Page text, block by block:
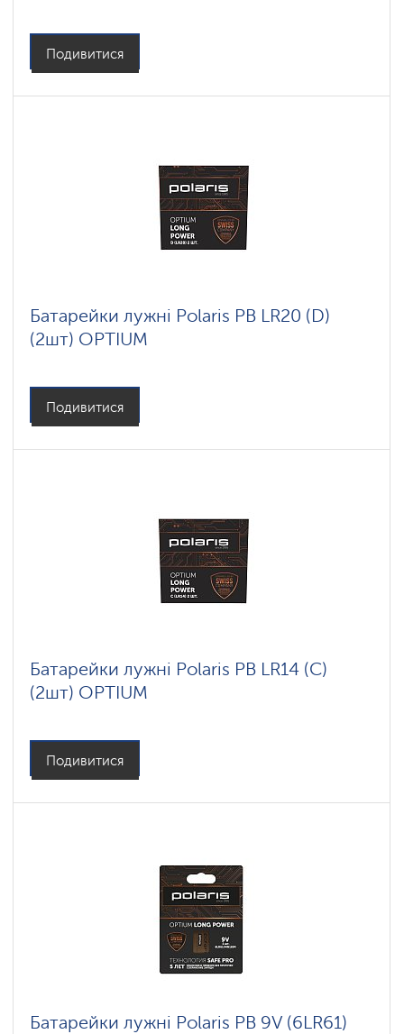
Подивитися
Батарейки лужні Polaris PB LR20 (D)
(2шт) OPTIUM
Подивитися
Батарейки лужні Polaris PB LR14 (С)
(2шт) OPTIUM
Подивитися
Батарейки лужні Polaris PB 9V (6LR61)